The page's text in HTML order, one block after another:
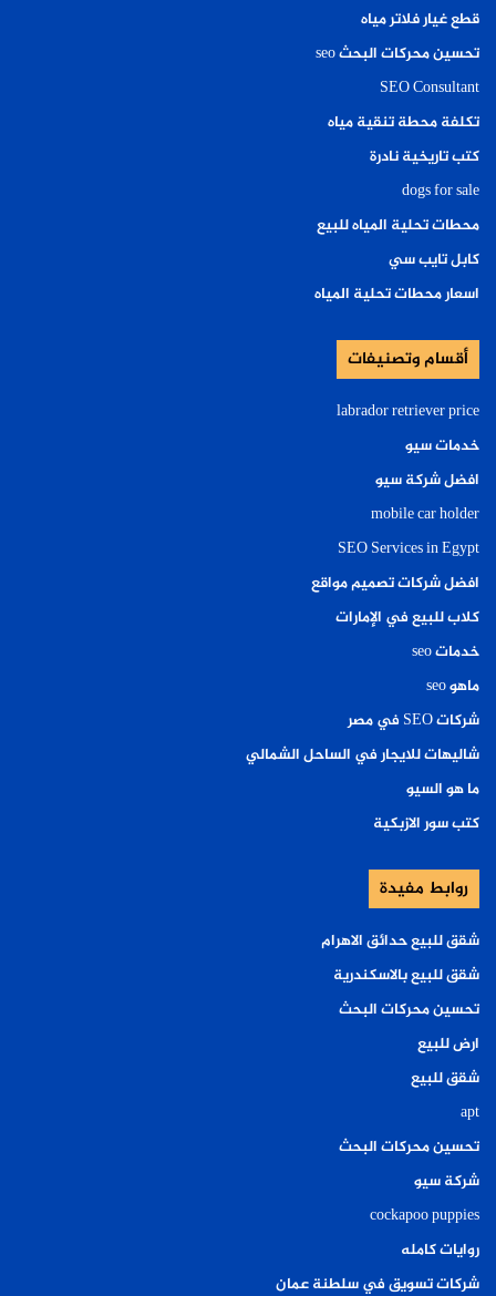
قطع غيار فلاتر مياه
تحسين محركات البحث seo
SEO Consultant
تكلفة محطة تنقية مياه
كتب تاريخية نادرة
dogs for sale
محطات تحلية المياه للبيع
كابل تايب سي
اسعار محطات تحلية المياه
أقسام وتصنيفات
labrador retriever price
خدمات سيو
افضل شركة سيو
mobile car holder
SEO Services in Egypt
افضل شركات تصميم مواقع
كلاب للبيع في الإمارات
خدمات seo
ماهو seo
شركات SEO في مصر
شاليهات للايجار في الساحل الشمالي
ما هو السيو
كتب سور الازبكية
روابط مفيدة
شقق للبيع حدائق الاهرام
شقق للبيع بالاسكندرية
تحسين محركات البحث
ارض للبيع
شقق للبيع
apt
تحسين محركات البحث
شركة سيو
cockapoo puppies
روايات كامله
شركات تسويق في سلطنة عمان